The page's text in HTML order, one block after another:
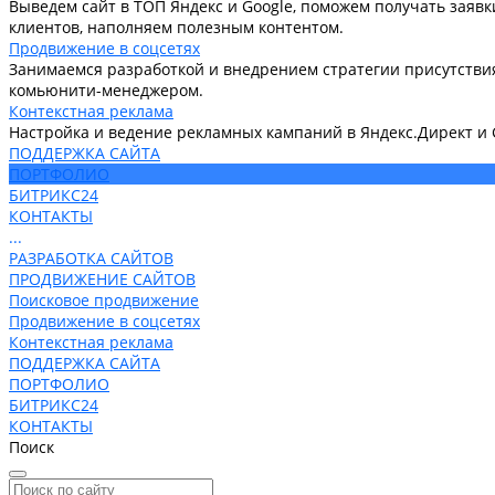
Выведем сайт в ТОП Яндекс и Google, поможем получать
клиентов, наполняем полезным контентом.
Продвижение в соцсетях
Занимаемся разработкой и внедрением стратегии
комьюнити-менеджером.
Контекстная реклама
Настройка и ведение рекламных кампаний в Яндекс.Директ
ПОДДЕРЖКА САЙТА
ПОРТФОЛИО
БИТРИКС24
КОНТАКТЫ
...
РАЗРАБОТКА САЙТОВ
ПРОДВИЖЕНИЕ САЙТОВ
Поисковое продвижение
Продвижение в соцсетях
Контекстная реклама
ПОДДЕРЖКА САЙТА
ПОРТФОЛИО
БИТРИКС24
КОНТАКТЫ
Поиск